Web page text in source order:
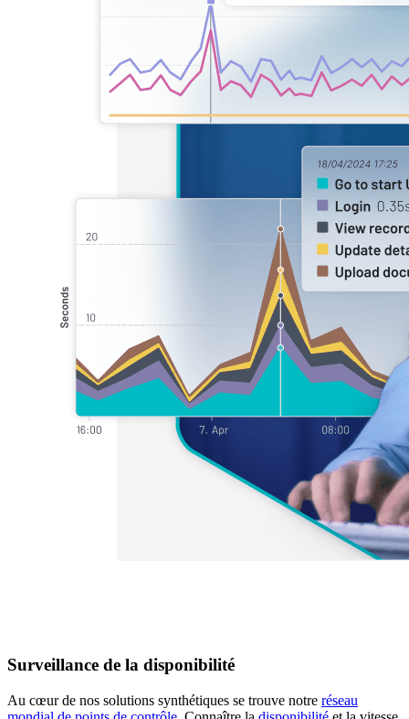
Surveillance de la disponibilité
Au cœur de nos solutions synthétiques se trouve notre réseau